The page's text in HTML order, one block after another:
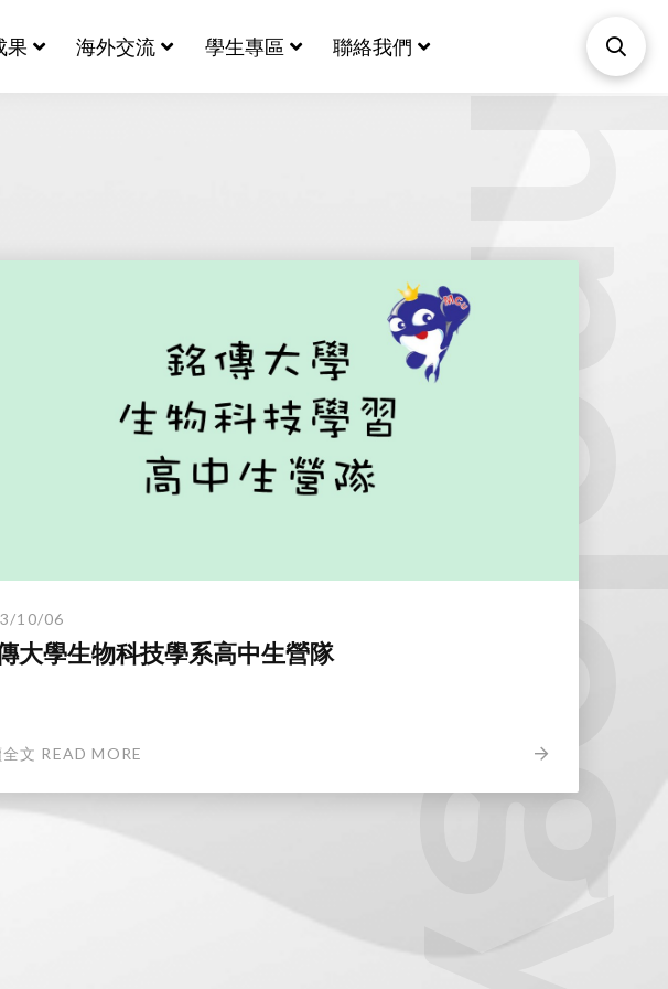
果 海外交流 學生專區 聯絡我們
10/06
大學生物科技學系高中生營隊
文 READ MORE